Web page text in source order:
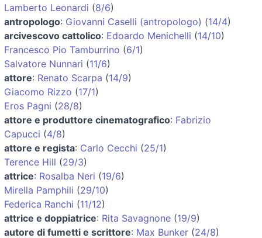
Lamberto Leonardi (8/6)
antropologo: Giovanni Caselli (antropologo) (14/4)
arcivescovo cattolico: Edoardo Menichelli (14/10)
Francesco Pio Tamburrino (6/1)
Salvatore Nunnari (11/6)
attore: Renato Scarpa (14/9)
Giacomo Rizzo (17/1)
Eros Pagni (28/8)
attore e produttore cinematografico: Fabrizio
Capucci (4/8)
attore e regista: Carlo Cecchi (25/1)
Terence Hill (29/3)
attrice: Rosalba Neri (19/6)
Mirella Pamphili (29/10)
Federica Ranchi (11/12)
attrice e doppiatrice: Rita Savagnone (19/9)
autore di fumetti e scrittore: Max Bunker (24/8)